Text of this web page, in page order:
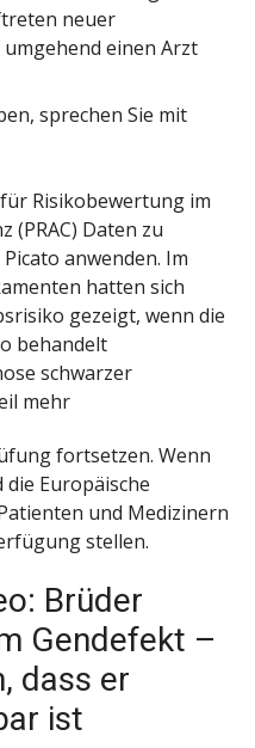
neuer
einen Arzt
sprechen Sie mit
Risikobewertung im
(PRAC) Daten zu
anwenden. Im
hatten sich
gezeigt, wenn die
behandelt
schwarzer
mehr
fortsetzen. Wenn
Europäische
und Medizinern
stellen.
Brüder
Gendefekt –
dass er
ist